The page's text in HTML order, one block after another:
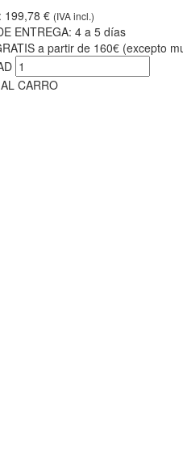
199,78 € (IVA incl.)
ENTREGA: 4 a 5 días
a partir de 160€ (excepto
CARRO